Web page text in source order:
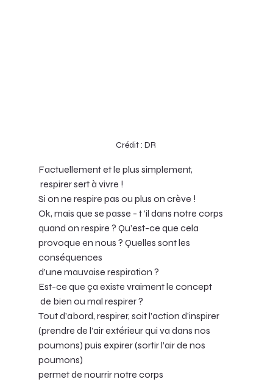
Crédit : DR
Factuellement et le plus simplement,
respirer sert à vivre !
Si on ne respire pas ou plus on crève !
Ok, mais que se passe - t ‘il dans notre corps
quand on respire ? Qu’est-ce que cela
provoque en nous ? Quelles sont les
conséquences
d’une mauvaise respiration ?
Est-ce que ça existe vraiment le concept
de bien ou mal respirer ?
Tout d’abord, respirer, soit l’action d’inspirer
(prendre de l’air extérieur qui va dans nos
poumons) puis expirer (sortir l’air de nos
poumons)
permet de nourrir notre corps